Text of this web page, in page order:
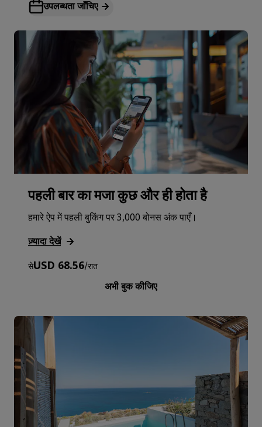
उपलब्धता जाँचिए
पहली बार का मजा कुछ और ही होता है
हमारे ऐप में पहली बुकिंग पर 3,000 बोनस अंक पाएँ।
ज़्यादा देखें
सेUSD 68.56/रात
अभी बुक कीजिए